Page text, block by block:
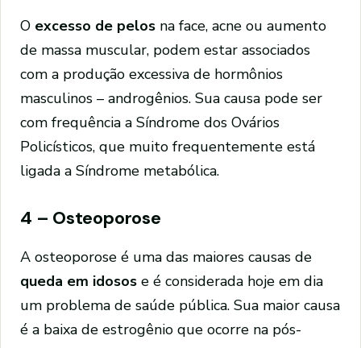
O excesso de pelos na face, acne ou aumento
de massa muscular, podem estar associados
com a produção excessiva de hormônios
masculinos – androgênios. Sua causa pode ser
com frequência a Síndrome dos Ovários
Policísticos, que muito frequentemente está
ligada a Síndrome metabólica.
4 – Osteoporose
A osteoporose é uma das maiores causas de
queda em idosos e é considerada hoje em dia
um problema de saúde pública. Sua maior causa
é a baixa de estrogênio que ocorre na pós-